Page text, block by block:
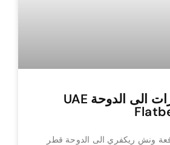
سطحة الامارات الى الدوحة UAE
ونش ريكفري الى الدوحة قطر